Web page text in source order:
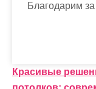
Благодарим
Н
Красивые